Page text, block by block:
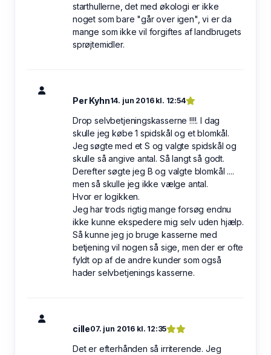
starthullerne, det med økologi er ikke
noget som bare "går over igen", vi er da
mange som ikke vil forgiftes af landbrugets
sprøjtemidler.
Per Kyhn14. jun 2016 kl. 12:54
Drop selvbetjeningskasserne !!!!. I dag
skulle jeg købe 1 spidskål og et blomkål.
Jeg søgte med et S og valgte spidskål og
skulle så angive antal. Så langt så godt.
Derefter søgte jeg B og valgte blomkål ....
men så skulle jeg ikke vælge antal.
Hvor er logikken.
Jeg har trods rigtig mange forsøg endnu
ikke kunne ekspedere mig selv uden hjælp.
Så kunne jeg jo bruge kasserne med
betjening vil nogen så sige, men der er ofte
fyldt op af de andre kunder som også
hader selvbetjenings kasserne.
cille07. jun 2016 kl. 12:35
Det er efterhånden så irriterende. Jeg